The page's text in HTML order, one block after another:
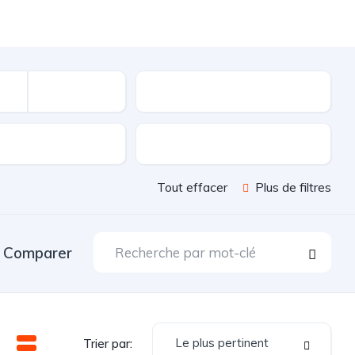
Tout effacer Plus de filtres
Comparer
Trier par: Le plus pertinent